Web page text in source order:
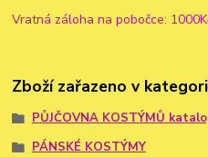
Vratná záloha na pobočce:
Zboží zařazeno v
PŮJČOVNA KOSTÝMŮ
PÁNSKÉ KOSTÝMY